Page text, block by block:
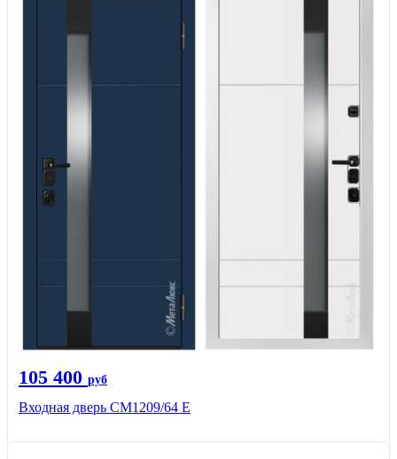
105 400 руб
Входная дверь CМ1209/64 Е